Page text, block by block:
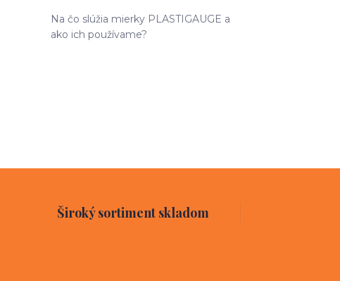
Na čo slúžia mierky PLASTIGAUGE a
ako ich používame?
Široký sortiment skladom